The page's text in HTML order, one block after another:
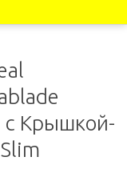
с Крышкой-